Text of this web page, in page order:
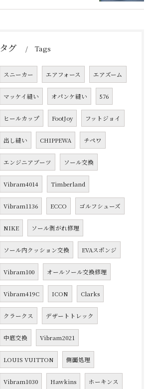
タグ Tags
スニーカー エアフォース エアズーム
マッケイ縫い オパンケ縫い 576
ヒールカップ FootJoy フットジョイ
出し縫い CHIPPEWA チペワ
エンジニアブーツ ソール交換
Vibram4014 Timberland
Vibram1136 ECCO ゴルフシューズ
NIKE ソール剥がれ修理
ソール内クッション交換 EVAスポンジ
Vibram100 オールソール交換修理
Vibram419C ICON Clarks
クラークス デザートトレック
中底交換 Vibram2021
LOUIS VUITTON 側面処理
Vibram1030 Hawkins ホーキンス